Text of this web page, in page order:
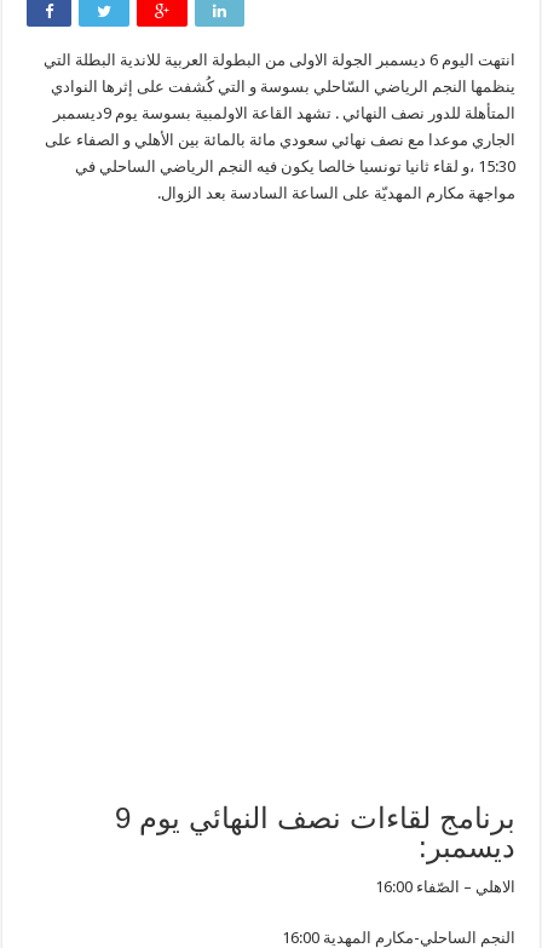
انتهت اليوم 6 ديسمبر الجولة الاولى من البطولة العربية للاندية البطلة التي
ينظمها النجم الرياضي السّاحلي بسوسة و التي كُشفت على إثرها النوادي
المتأهلة للدور نصف النهائي . تشهد القاعة الاولمبية بسوسة يوم 9ديسمبر
الجاري موعدا مع نصف نهائي سعودي مائة بالمائة بين الأهلي و الصفاء على
15:30 ،و لقاء ثانيا تونسيا خالصا يكون فيه النجم الرياضي الساحلي في
مواجهة مكارم المهديّة على الساعة السادسة بعد الزوال.
برنامج لقاءات نصف النهائي يوم 9
ديسمبر:
الاهلي – الصّفاء 16:00
النجم الساحلي-مكارم المهدية 16:00